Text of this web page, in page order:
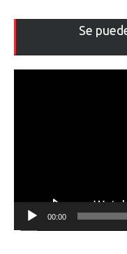
Se
00:00